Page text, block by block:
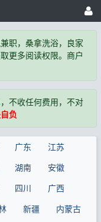
职，桑拿洗浴，良家
更多阅读权限。商户
不收任何费用，不对
负
广东
江苏
湖南
安徽
四川
广西
新疆
内蒙古